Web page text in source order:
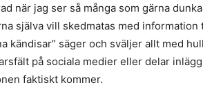
när jag ser så många som gärna
själva vill skedmatas med
kändisar” säger och sväljer allt med
på sociala medier eller delar
faktiskt kommer.